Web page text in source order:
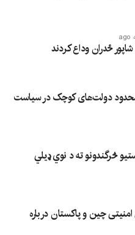
ځدران وداع کردند
دولت‌های کوچک در سیاست
څرگندونو ته د نوي ډیلي
چین و پاکستان درباره